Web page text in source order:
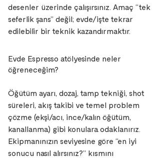
desenler üzerinde çalışırsınız. Amaç “tek
seferlik şans” değil; evde/işte tekrar
edilebilir bir teknik kazandırmaktır.
Evde Espresso atölyesinde neler
öğreneceğim?
Öğütüm ayarı, dozaj, tamp tekniği, shot
süreleri, akış takibi ve temel problem
çözme (ekşi/acı, ince/kalın öğütüm,
kanallanma) gibi konulara odaklanırız.
Ekipmanınızın seviyesine göre “en iyi
sonucu nasıl alırsınız?” kısmını